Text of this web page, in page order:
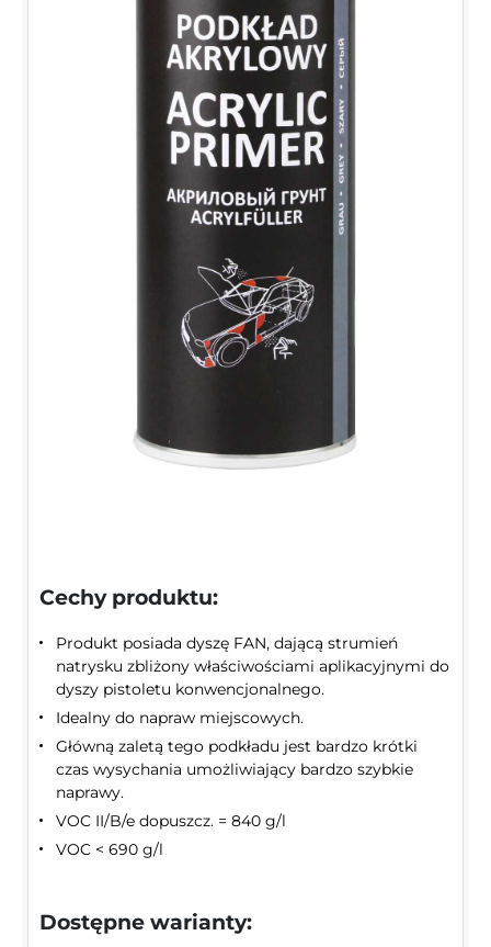
Cechy produktu:
Produkt posiada dyszę FAN, dającą strumień
natrysku zbliżony właściwościami aplikacyjnymi do
dyszy pistoletu konwencjonalnego.
Idealny do napraw miejscowych.
Główną zaletą tego podkładu jest bardzo krótki
czas wysychania umożliwiający bardzo szybkie
naprawy.
VOC II/B/e dopuszcz. = 840 g/l
VOC < 690 g/l
Dostępne warianty: